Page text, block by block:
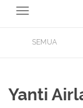
SEMUA
Yanti